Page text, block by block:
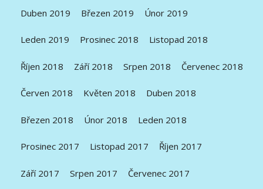
Duben 2019 Březen 2019 Únor 2019
Leden 2019 Prosinec 2018 Listopad 2018
Říjen 2018 Září 2018 Srpen 2018 Červenec 2018
Červen 2018 Květen 2018 Duben 2018
Březen 2018 Únor 2018 Leden 2018
Prosinec 2017 Listopad 2017 Říjen 2017
Září 2017 Srpen 2017 Červenec 2017